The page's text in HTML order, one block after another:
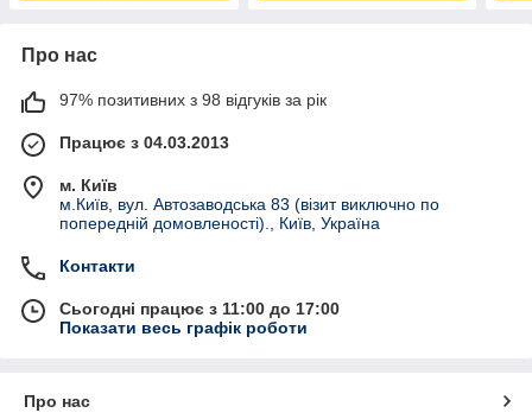
Про нас
97% позитивних з 98 відгуків за рік
Працює з 04.03.2013
м. Київ
м.Київ, вул. Автозаводська 83 (візит виключно по
попередній домовленості)., Київ, Україна
Контакти
Сьогодні працює з 11:00 до 17:00
Показати весь графік роботи
Про нас